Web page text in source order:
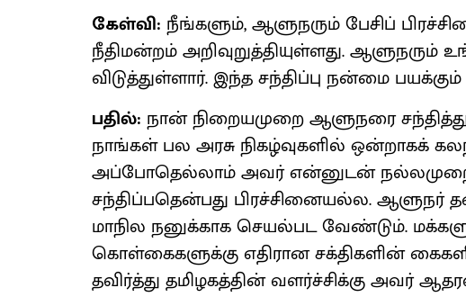
கேள்வி: நீங்களும், ஆளுநரும் பேசிப்
நீதிமன்றம் அறிவுறுத்தியுள்ளது. ஆளுநரும்
விடுத்துள்ளார். இந்த சந்திப்பு நன்மை
பதில்: நான் நிறையமுறை ஆளுநரை
நாங்கள் பல அரசு நிகழ்வுகளில் ஒன்றாகக்
அப்போதெல்லாம் அவர் என்னுடன்
சந்திப்பதென்பது பிரச்சினையல்ல.
மாநில நனுக்காக செயல்பட வேண்டும்.
கொள்கைகளுக்கு எதிரான சக்திகளின்
தவிர்த்து தமிழகத்தின் வளர்ச்சிக்கு அவர்